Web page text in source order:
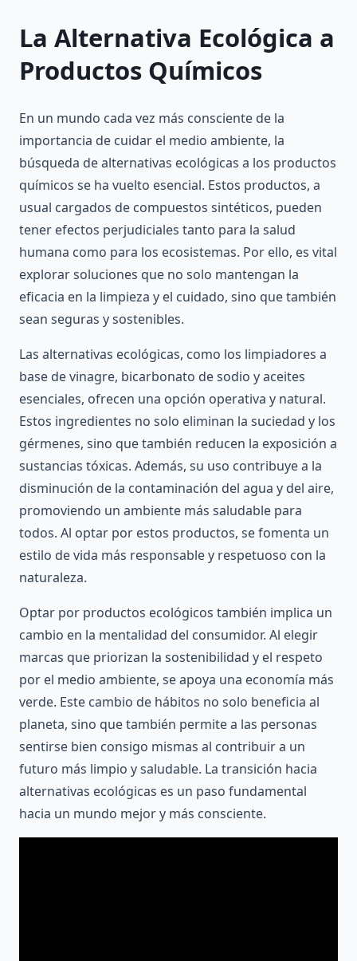
La Alternativa Ecológica a
Productos Químicos
En un mundo cada vez más consciente de la
importancia de cuidar el medio ambiente, la
búsqueda de alternativas ecológicas a los productos
químicos se ha vuelto esencial. Estos productos, a
usual cargados de compuestos sintéticos, pueden
tener efectos perjudiciales tanto para la salud
humana como para los ecosistemas. Por ello, es vital
explorar soluciones que no solo mantengan la
eficacia en la limpieza y el cuidado, sino que también
sean seguras y sostenibles.
Las alternativas ecológicas, como los limpiadores a
base de vinagre, bicarbonato de sodio y aceites
esenciales, ofrecen una opción operativa y natural.
Estos ingredientes no solo eliminan la suciedad y los
gérmenes, sino que también reducen la exposición a
sustancias tóxicas. Además, su uso contribuye a la
disminución de la contaminación del agua y del aire,
promoviendo un ambiente más saludable para
todos. Al optar por estos productos, se fomenta un
estilo de vida más responsable y respetuoso con la
naturaleza.
Optar por productos ecológicos también implica un
cambio en la mentalidad del consumidor. Al elegir
marcas que priorizan la sostenibilidad y el respeto
por el medio ambiente, se apoya una economía más
verde. Este cambio de hábitos no solo beneficia al
planeta, sino que también permite a las personas
sentirse bien consigo mismas al contribuir a un
futuro más limpio y saludable. La transición hacia
alternativas ecológicas es un paso fundamental
hacia un mundo mejor y más consciente.